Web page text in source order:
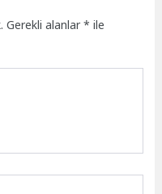
Gerekli alanlar* ile